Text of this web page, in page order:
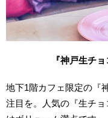
『神戸生チョ
地下1階カフェ限定の『
注目を。人気の『生チ